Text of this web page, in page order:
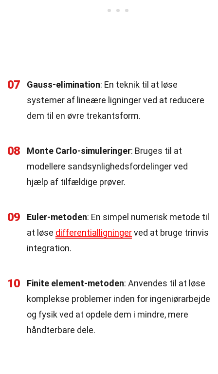
07 Gauss-elimination: En teknik til at løse
systemer af lineære ligninger ved at reducere
dem til en øvre trekantsform.
08 Monte Carlo-simuleringer: Bruges til at
modellere sandsynlighedsfordelinger ved
hjælp af tilfældige prøver.
09 Euler-metoden: En simpel numerisk metode til
at løse differentialligningerved at bruge trinvis
integration.
10 Finite element-metoden: Anvendes til at løse
komplekse problemer inden for ingeniørarbejde
og fysik ved at opdele dem i mindre, mere
håndterbare dele.